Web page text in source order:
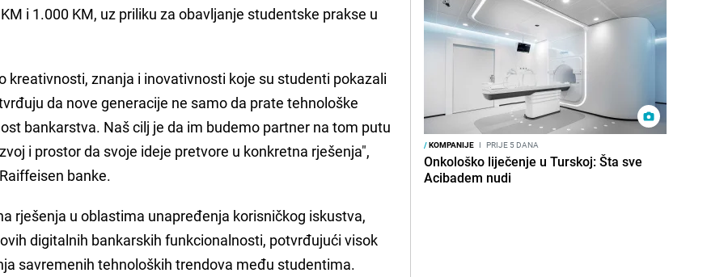
i 1.000 KM, uz priliku za obavljanje studentske prakse u
kreativnosti, znanja i inovativnosti koje su studenti pokazali
da nove generacije ne samo da prate tehnološke
bankarstva. Naš cilj je da im budemo partner na tom putu
i prostor da svoje ideje pretvore u konkretna rješenja",
banke.
rješenja u oblastima unapređenja korisničkog iskustva,
digitalnih bankarskih funkcionalnosti, potvrđujući visok
savremenih tehnoloških trendova među studentima.
/KOMPANIJE I PRIJE 5 DANA
Onkološko liječenje u Turskoj: Šta sve
Acibadem nudi